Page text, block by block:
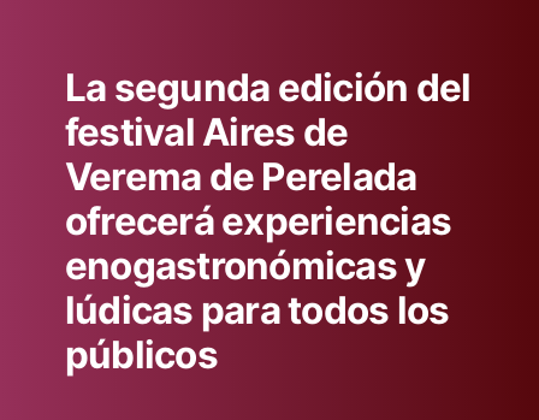
La segunda edición del
festival Aires de
Verema de Perelada
ofrecerá experiencias
enogastronómicas y
lúdicas para todos los
públicos